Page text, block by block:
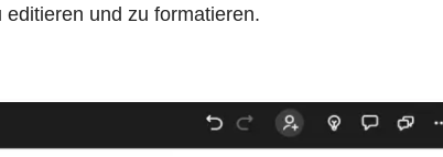
und zu formatieren.